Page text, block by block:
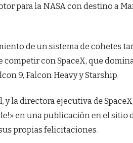
para la NASA con destino a
de un sistema de cohetes
con SpaceX, que
9, Falcon Heavy y Starship.
la directora ejecutiva de SpaceX,
en una publicación en el sitio
propias felicitaciones.